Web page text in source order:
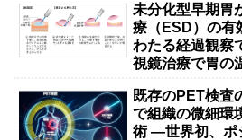
未分化型早期胃
療（ESD）の有
わたる経過観察
視鏡治療で胃の
既存のPET検査
で組織の微細環
術 ―世界初、ポ